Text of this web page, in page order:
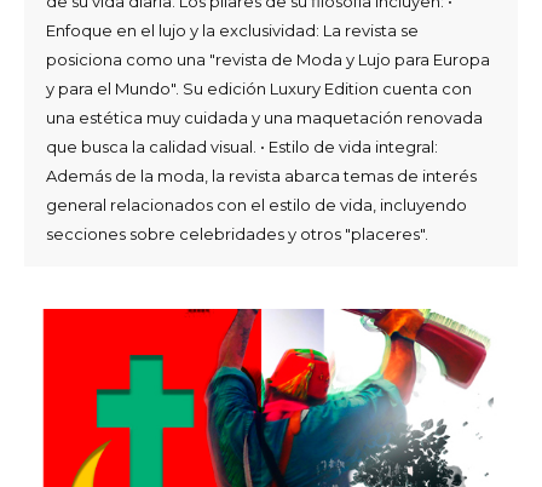
Enfoque en el lujo y la exclusividad: La revista se
posiciona como una "revista de Moda y Lujo para Europa
y para el Mundo". Su edición Luxury Edition cuenta con
una estética muy cuidada y una maquetación renovada
que busca la calidad visual. • Estilo de vida integral:
Además de la moda, la revista abarca temas de interés
general relacionados con el estilo de vida, incluyendo
secciones sobre celebridades y otros "placeres".